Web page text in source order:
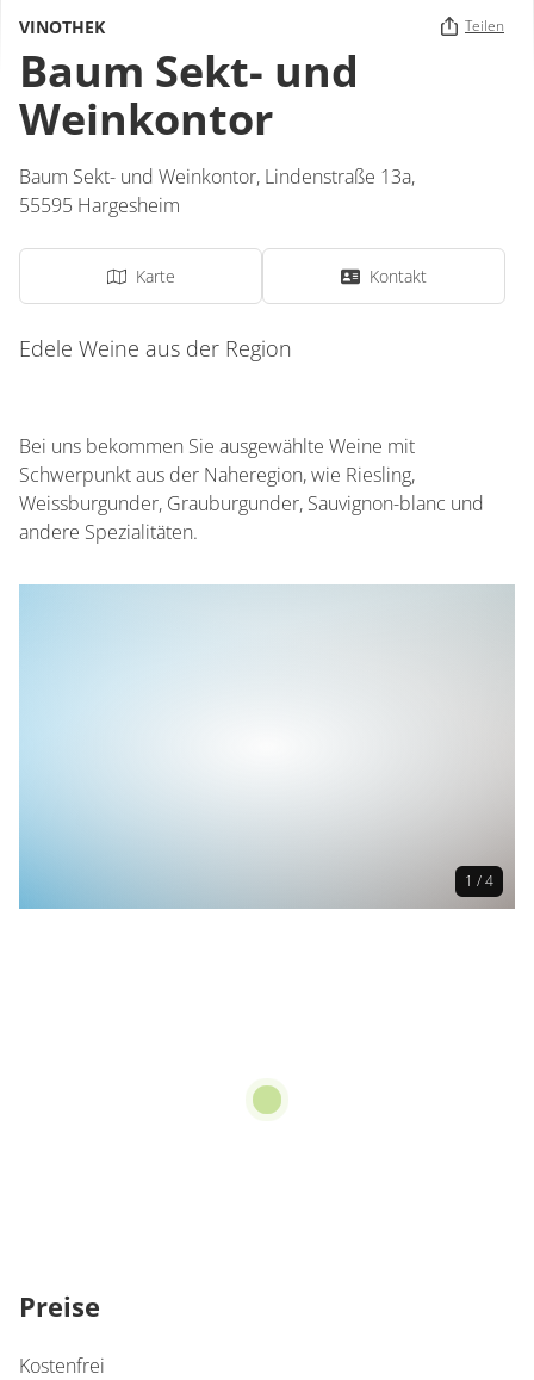
VINOTHEK Teilen
Baum Sekt- und
Weinkontor
Baum Sekt- und Weinkontor, Lindenstraße 13a,
55595 Hargesheim
Karte Kontakt
Edele Weine aus der Region
Bei uns bekommen Sie ausgewählte Weine mit
Schwerpunkt aus der Naheregion, wie Riesling,
Weissburgunder, Grauburgunder, Sauvignon-blanc und
andere Spezialitäten.
1 / 4
Preise
Kostenfrei